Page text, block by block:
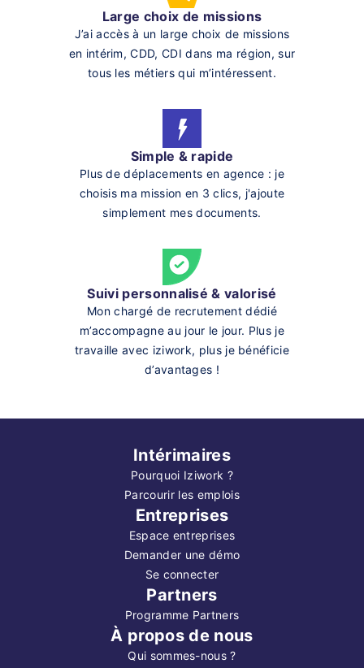
Large choix de missions
J’ai accès à un large choix de missions
en intérim, CDD, CDI dans ma région, sur
tous les métiers qui m’intéressent.
Simple & rapide
Plus de déplacements en agence : je
choisis ma mission en 3 clics, j'ajoute
simplement mes documents.
Suivi personnalisé & valorisé
Mon chargé de recrutement dédié
m’accompagne au jour le jour. Plus je
travaille avec iziwork, plus je bénéficie
d’avantages !
Intérimaires
Pourquoi Iziwork ?
Parcourir les emplois
Entreprises
Espace entreprises
Demander une démo
Se connecter
Partners
Programme Partners
À propos de nous
Qui sommes-nous ?